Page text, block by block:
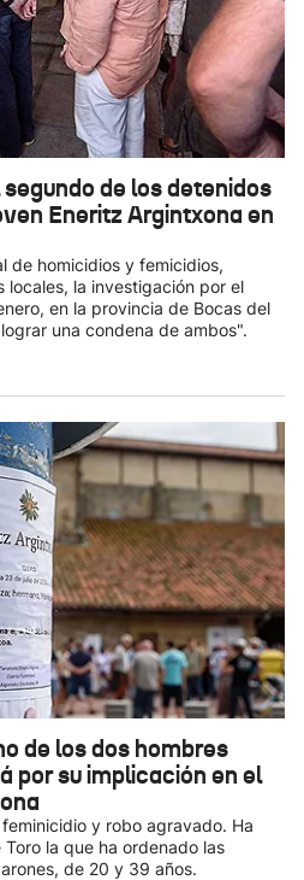
de los detenidos
Eneritz Argintxona en
de homicidios y femicidios,
locales, la investigación por el
en la provincia de Bocas del
una condena de ambos".
de los dos hombres
por su implicación en el
y robo agravado. Ha
la que ha ordenado las
de 20 y 39 años.